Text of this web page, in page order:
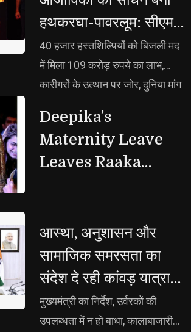
स्किलिंग और रोजगार के लिए आगे
बढ़कर काम करेगाः मुख्यमंत्री, बोले,
जिनसे स्वयं नहीं संभला जा रहा, वे 25
करोड़ जनता को क्या संभालते?
इसीलिए दंगाइयों के सामने समाजवादी
हथकरघा-पावरलूम: सीएम
योगी
40 हजार हस्तशिल्पियों को बिजली मद
में मिला 109 करोड़ रुपये का लाभ,
कारीगरों के उत्थान पर जोर, दुनिया मांग
टेक्नोलॉजी पर पूरा ध्यान दे रही सरकार,
देश की नई संसद में चमकी भदोही की
कालीन, वैश्विक बाजार में बढ़ी यूपी की
Deepika’s
Maternity Leave
Leaves Raaka
आस्था, अनुशासन और
सामाजिक समरसता का
संदेश दे रही कांवड़ यात्रा:
CM योगी
मुख्यमंत्री का निर्देश, उर्वरकों की
उपलब्धता में न हो बाधा, कालाबाजारी